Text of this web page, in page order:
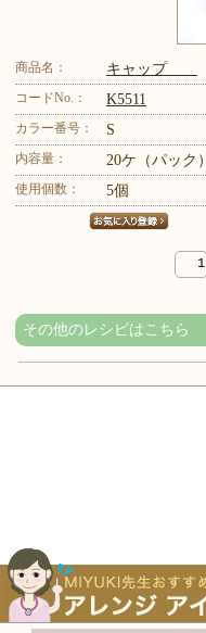
商品名： キャップ
コードNo.： K5511
カラー番号： S
内容量： 20ケ（パック）
使用個数： 5個
その他のレシピはこちら